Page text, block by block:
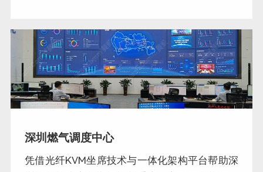
深圳燃气调度中心
凭借光纤KVM坐席技术与一体化架构平台帮助深